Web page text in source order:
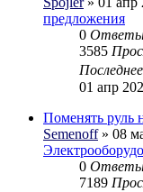
предложения
0
3585
01 апр
Поменять
Semenoff» 08
0
7189